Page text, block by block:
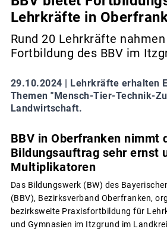
Lehrkräfte in
Rund 20 Lehrkräfte
Fortbildung des BBV im
29.10.2024 |
Lehrkräfte erhalten
Themen "Mensch-Tier-Technik-
Landwirtschaft.
BBV in Oberfranken nimmt
Bildungsauftrag sehr ernst
Multiplikatoren
Das Bildungswerk (BW) des
(BBV), Bezirksverband Oberfranken,
bezirksweite Praxisfortbildung für
und Gymnasien im Itzgrund im